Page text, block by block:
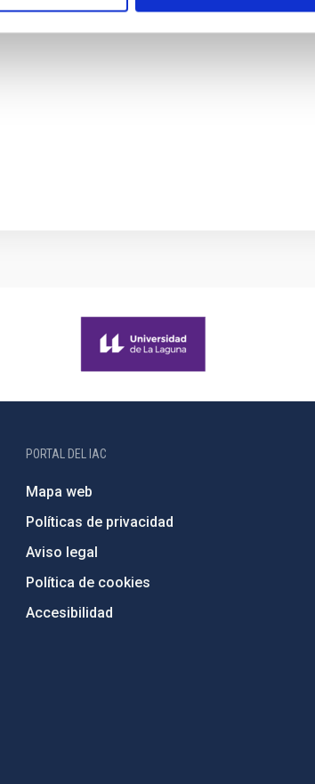
PORTAL DEL IAC
Mapa web
Políticas de privacidad
Aviso legal
Política de cookies
Accesibilidad